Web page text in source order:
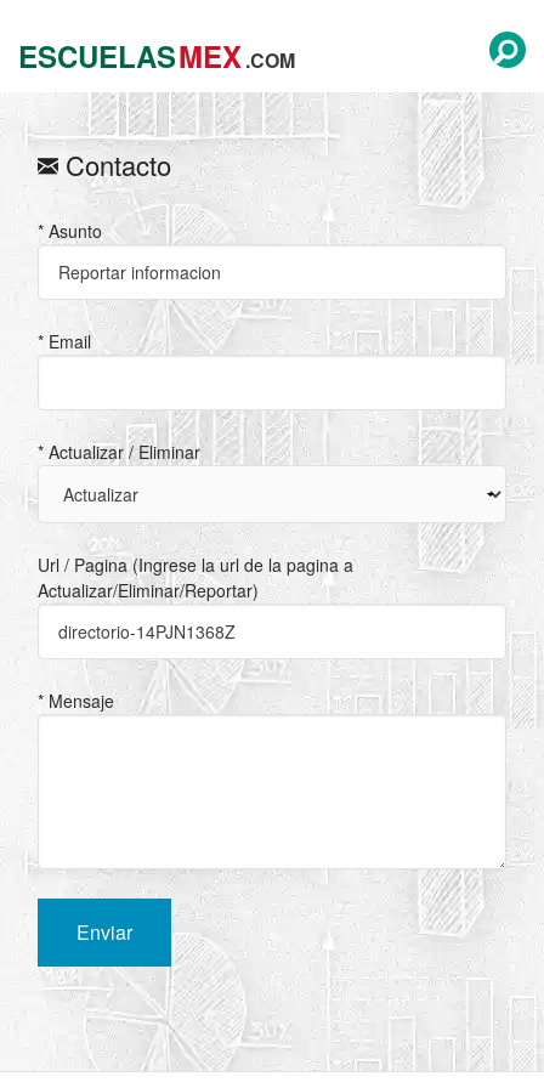
ESCUELASMEX.COM
Contacto
* Asunto
* Email
* Actualizar / Eliminar
Url / Pagina (Ingrese la url de la pagina a
Actualizar/Eliminar/Reportar)
* Mensaje
Enviar